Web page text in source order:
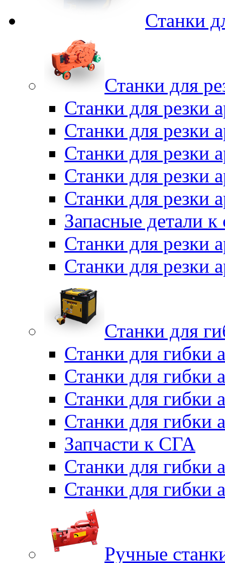
Станки
Станки для
Станки для резки
Станки для резки
Станки для резки
Станки для резки
Станки для резки
Запасные детали к
Станки для резки
Станки для резки
Станки для
Станки для гибки
Станки для гибки
Станки для гибки
Станки для гибки
Запчасти к СГА
Станки для гибки
Станки для гибки
Ручные